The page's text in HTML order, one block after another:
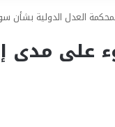
العدل الدولية بشأن
على مدى